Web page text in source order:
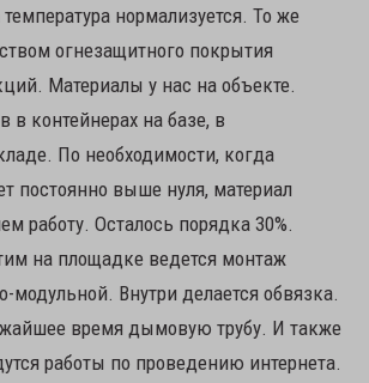
нормализуется. То же
огнезащитного покрытия
Материалы у нас на объекте.
в контейнерах на базе, в
По необходимости, когда
постоянно выше нуля, материал
работу. Осталось порядка 30%.
на площадке ведется монтаж
модульной. Внутри делается обвязка.
время дымовую трубу. И также
работы по проведению интернета.